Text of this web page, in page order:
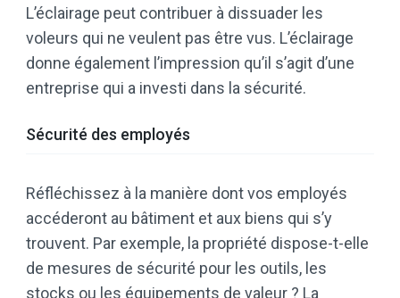
L’éclairage peut contribuer à dissuader les
voleurs qui ne veulent pas être vus. L’éclairage
donne également l’impression qu’il s’agit d’une
entreprise qui a investi dans la sécurité.
Sécurité des employés
Réfléchissez à la manière dont vos employés
accéderont au bâtiment et aux biens qui s’y
trouvent. Par exemple, la propriété dispose-t-elle
de mesures de sécurité pour les outils, les
stocks ou les équipements de valeur ? La